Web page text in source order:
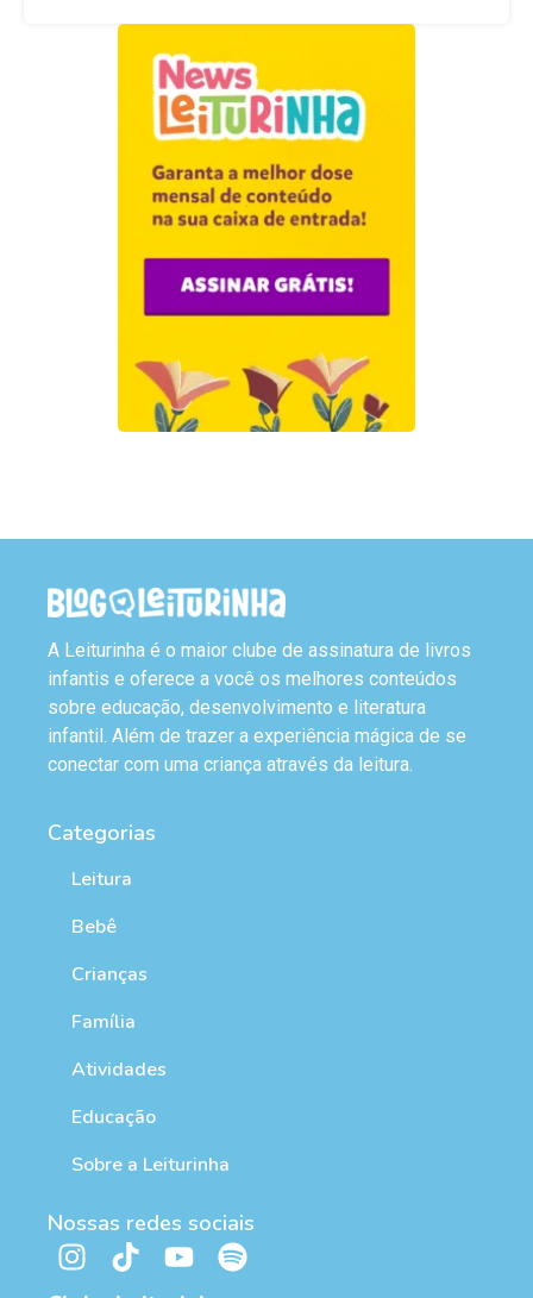
A Leiturinha é o maior clube de assinatura de livros
infantis e oferece a você os melhores conteúdos
sobre educação, desenvolvimento e literatura
infantil. Além de trazer a experiência mágica de se
conectar com uma criança através da leitura.
Categorias
Leitura
Bebê
Crianças
Família
Atividades
Educação
Sobre a Leiturinha
Nossas redes sociais